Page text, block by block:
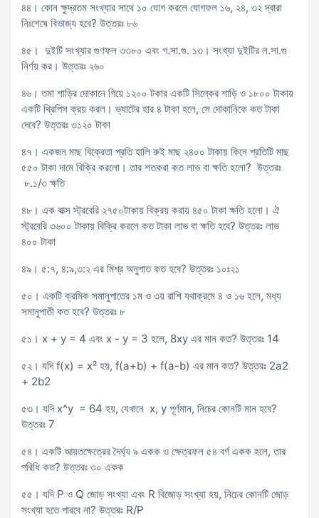
৪৪। কোন ক্ষুদ্রতম সংখ্যার সাথে ১০ যোগ করলে যোগফল ১৬, ২৪, ৩২ দ্বারা
নিঃশেষে বিভাজ্য হবে? উত্তরঃ ৮৬
৪৫। দুইটি সংখ্যার গুণফল ৩৩৮০ এবং গ.সা.গু. ১৩। সংখ্যা দুইটির ল.সা.গু
নির্ণয় কর। উত্তরঃ ২৬০
৪৬। তমা শাড়ির দোকানে গিয়ে ১২০০ টকার একটি সিল্কের শাড়ি ও ১৮০০ টাকায়
একটি থ্রিপিস ক্রয় করল। ভ্যাটের হার ৪ টাকা হলে, সে দোকানিকে কত টাকা
দেবে? উত্তরঃ ৩১২০ টাকা
৪৭। একজন মাছ বিক্রেতা প্রতি হালি রুই মাছ ২৪০০ টাকায় কিনে প্রতিটি মাছ
৫৫০ টাকা দামে বিক্রি করলো। তার শতকরা কত লাভ বা ক্ষতি হলো? উত্তরঃ
৮.১/৩ ক্ষতি
৪৮। এক বাক্স স্ট্রবেরি ২৭৫০টাকায় বিক্রয় করায় ৪৫০ টাকা ক্ষতি হলো। ঐ
স্ট্রবেরি ৩৬০০ টাকায় বিক্রি করলে কত টাকা লাভ বা ক্ষতি হবে? উত্তরঃ লাভ
৪০০ টাকা
৪৯। ৫:৭, ৪:৯,৩:২ এর মিশ্র অনুপাত কত হবে? উত্তরঃ ১০ঃ২১
৫০। একটি ক্রমিক সমানুপাতের ১ম ও ৩য় রাশি যথাক্রমে ৪ ও ১৬ হলে, মধ্য
সমানুপাতী কত হবে? উত্তরঃ ৮
৫১। x + y = 4 এবং x - y = 3 হলে, 8xy এর মান কত? উত্তরঃ 14
৫২। যদি f(x) = x² হয়, f(a+b) + f(a-b) এর মান কত? উত্তরঃ 2a2
+ 2b2
৫৩। যদি x^y = 64 হয়, যেখানে x, y পূর্ণমান, নিচের কোনটি মান হবে?
উত্তরঃ 7
৫৪। একটি আয়তক্ষেত্রের দৈর্ঘ্য ৯ একক ও ক্ষেত্রফল ৫৪ বর্গ একক হলে, তার
পরিধি কত? উত্তরঃ ৩০ একক
৫৫। ‍যদি P ও Q জোড় সংখ্যা এবং R বিজোড় সংখ্যা হয়, নিচের কোনটি জোড়
সংখ্যা হতে পারবে না? উত্তরঃ R/P